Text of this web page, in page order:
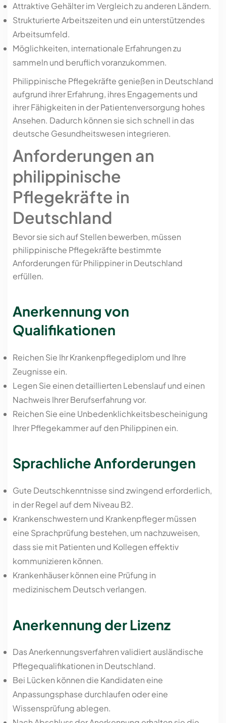
Attraktive Gehälter im Vergleich zu anderen Ländern.
Strukturierte Arbeitszeiten und ein unterstützendes
Arbeitsumfeld.
Möglichkeiten, internationale Erfahrungen zu
sammeln und beruflich voranzukommen.
Philippinische Pflegekräfte genießen in Deutschland
aufgrund ihrer Erfahrung, ihres Engagements und
ihrer Fähigkeiten in der Patientenversorgung hohes
Ansehen. Dadurch können sie sich schnell in das
deutsche Gesundheitswesen integrieren.
Anforderungen an
philippinische
Pflegekräfte in
Deutschland
Bevor sie sich auf Stellen bewerben, müssen
philippinische Pflegekräfte bestimmte
Anforderungen für Philippiner in Deutschland
erfüllen.
Anerkennung von
Qualifikationen
Reichen Sie Ihr Krankenpflegediplom und Ihre
Zeugnisse ein.
Legen Sie einen detaillierten Lebenslauf und einen
Nachweis Ihrer Berufserfahrung vor.
Reichen Sie eine Unbedenklichkeitsbescheinigung
Ihrer Pflegekammer auf den Philippinen ein.
Sprachliche Anforderungen
Gute Deutschkenntnisse sind zwingend erforderlich,
in der Regel auf dem Niveau B2.
Krankenschwestern und Krankenpfleger müssen
eine Sprachprüfung bestehen, um nachzuweisen,
dass sie mit Patienten und Kollegen effektiv
kommunizieren können.
Krankenhäuser können eine Prüfung in
medizinischem Deutsch verlangen.
Anerkennung der Lizenz
Das Anerkennungsverfahren validiert ausländische
Pflegequalifikationen in Deutschland.
Bei Lücken können die Kandidaten eine
Anpassungsphase durchlaufen oder eine
Wissensprüfung ablegen.